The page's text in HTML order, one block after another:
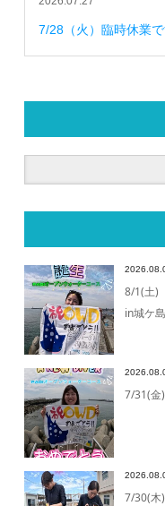
7/28（火）臨時休業で
8/1(土)
in城ケ島
7/31(金
7/30(